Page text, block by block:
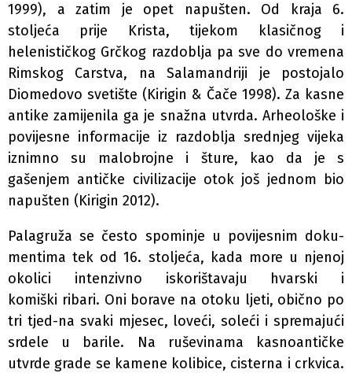
1999), a zatim je opet napušten. Od kraja 6.
stoljeća prije Krista, tijekom klasičnog i
helenističkog Grčkog razdoblja pa sve do vremena
Rimskog Carstva, na Salamandriji je postojalo
Diomedovo svetište (Kirigin & Čače 1998). Za kasne
antike zamijenila ga je snažna utvrda. Arheološke i
povijesne informacije iz razdoblja srednjeg vijeka
iznimno su malobrojne i šture, kao da je s
gašenjem antičke civilizacije otok još jednom bio
napušten (Kirigin 2012).
Palagruža se često spominje u povijesnim doku-
mentima tek od 16. stoljeća, kada more u njenoj
okolici intenzivno iskorištavaju hvarski i
komiški ribari. Oni borave na otoku ljeti, obično po
tri tjed-na svaki mjesec, loveći, soleći i spremajući
srdele u barile. Na ruševinama kasnoantičke
utvrde grade se kamene kolibice, cisterna i crkvica.